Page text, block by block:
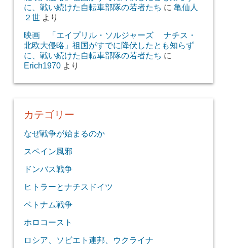
に、戦い続けた自転車部隊の若者たち に 亀仙人
２世より
映画 「エイプリル・ソルジャーズ ナチス・
北欧大侵略」祖国がすでに降伏したとも知らず
に、戦い続けた自転車部隊の若者たち に
Erich1970より
カテゴリー
なぜ戦争が始まるのか
スペイン風邪
ドンバス戦争
ヒトラーとナチスドイツ
ベトナム戦争
ホロコースト
ロシア、ソビエト連邦、ウクライナ